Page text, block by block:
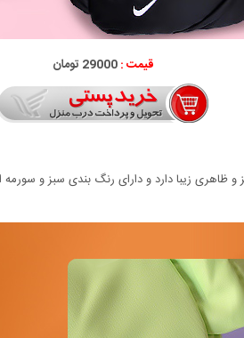
قیمت :29000 تومان